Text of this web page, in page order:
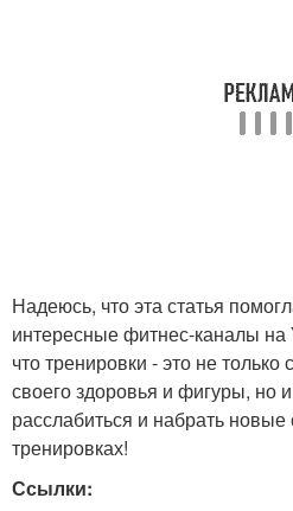
Надеюсь, что эта статья
интересные фитнес-каналы
что тренировки - это не
своего здоровья и фигуры, но
расслабиться и набрать
тренировках!
Ссылки: